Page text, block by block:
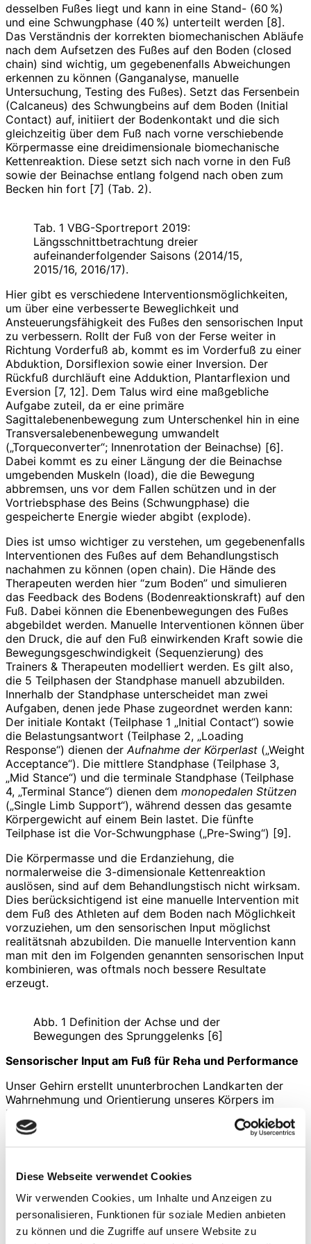
Diese Webseite verwendet Cookies
Wir verwenden Cookies, um Inhalte und Anzeigen zu
personalisieren, Funktionen für soziale Medien anbieten
zu können und die Zugriffe auf unsere Website zu
desselben Fußes liegt und kann in eine Stand- (60 %)
und eine Schwungphase (40 %) unterteilt werden [8].
Das Verständnis der korrekten biomechanischen Abläufe
nach dem Aufsetzen des Fußes auf den Boden (closed
chain) sind wichtig, um gegebenenfalls Abweichungen
erkennen zu können (Ganganalyse, manuelle
Untersuchung, Testing des Fußes). Setzt das Fersenbein
(Calcaneus) des Schwungbeins auf dem Boden (Initial
Contact) auf, initiiert der Bodenkontakt und die sich
gleichzeitig über dem Fuß nach vorne verschiebende
Körpermasse eine dreidimensionale biomechanische
Kettenreaktion. Diese setzt sich nach vorne in den Fuß
sowie der Beinachse entlang folgend nach oben zum
Becken hin fort [7] (Tab. 2).
Tab. 1 VBG-Sportreport 2019:
Längsschnittbetrachtung dreier
aufeinanderfolgender Saisons (2014/15,
2015/16, 2016/17).
Hier gibt es verschiedene Interventionsmöglichkeiten,
um über eine verbesserte Beweglichkeit und
Ansteuerungsfähigkeit des Fußes den sensorischen Input
zu verbessern. Rollt der Fuß von der Ferse weiter in
Richtung Vorderfuß ab, kommt es im Vorderfuß zu einer
Abduktion, Dorsiflexion sowie einer Inversion. Der
Rückfuß durchläuft eine Adduktion, Plantarflexion und
Eversion [7, 12]. Dem Talus wird eine maßgebliche
Aufgabe zuteil, da er eine primäre
Sagittalebenenbewegung zum Unterschenkel hin in eine
Transversalebenenbewegung umwandelt
(„Torqueconverter“; Innenrotation der Beinachse) [6].
Dabei kommt es zu einer Längung der die Beinachse
umgebenden Muskeln (load), die die Bewegung
abbremsen, uns vor dem Fallen schützen und in der
Vortriebsphase des Beins (Schwungphase) die
gespeicherte Energie wieder abgibt (explode).
Dies ist umso wichtiger zu verstehen, um gegebenenfalls
Interventionen des Fußes auf dem Behandlungstisch
nachahmen zu können (open chain). Die Hände des
Therapeuten werden hier “zum Boden” und simulieren
das Feedback des Bodens (Bodenreaktionskraft) auf den
Fuß. Dabei können die Ebenenbewegungen des Fußes
abgebildet werden. Manuelle Interventionen können über
den Druck, die auf den Fuß einwirkenden Kraft sowie die
Bewegungsgeschwindigkeit (Sequenzierung) des
Trainers & Therapeuten modelliert werden. Es gilt also,
die 5 Teilphasen der Standphase manuell abzubilden.
Innerhalb der Standphase unterscheidet man zwei
Aufgaben, denen jede Phase zugeordnet werden kann:
Der initiale Kontakt (Teilphase 1 „Initial Contact“) sowie
die Belastungsantwort (Teilphase 2, „Loading
Response“) dienen der Aufnahme der Körperlast („Weight
Acceptance“). Die mittlere Standphase (Teilphase 3,
„Mid Stance“) und die terminale Standphase (Teilphase
4, „Terminal Stance“) dienen dem monopedalen Stützen
(„Single Limb Support“), während dessen das gesamte
Körpergewicht auf einem Bein lastet. Die fünfte
Teilphase ist die Vor-Schwungphase („Pre-Swing“) [9].
Die Körpermasse und die Erdanziehung, die
normalerweise die 3-dimensionale Kettenreaktion
auslösen, sind auf dem Behandlungstisch nicht wirksam.
Dies berücksichtigend ist eine manuelle Intervention mit
dem Fuß des Athleten auf dem Boden nach Möglichkeit
vorzuziehen, um den sensorischen Input möglichst
realitätsnah abzubilden. Die manuelle Intervention kann
man mit den im Folgenden genannten sensorischen Input
kombinieren, was oftmals noch bessere Resultate
erzeugt.
Abb. 1 Definition der Achse und der
Bewegungen des Sprunggelenks [6]
Sensorischer Input am Fuß für Reha und Performance
Unser Gehirn erstellt ununterbrochen Landkarten der
Wahrnehmung und Orientierung unseres Körpers im
Raum. Um dabei eine gute Vorhersehbarkeit der
Bewegung zu haben, benötigt das Gehirn möglichst viele
Informationen, und zwar von dort, wo die Bewegung
Lage, anhand der von den verschiedenen Gelenken des
Körpers eintreffende Signale (Lage & Winkelveränderung
im Verhältnis zur Zeit) die Bewegungsgeschwindigkeit
der Körperteile zueinander zu berechnen. Unser Körper
erhält darüber jeweils zeitaktuell die Information seiner